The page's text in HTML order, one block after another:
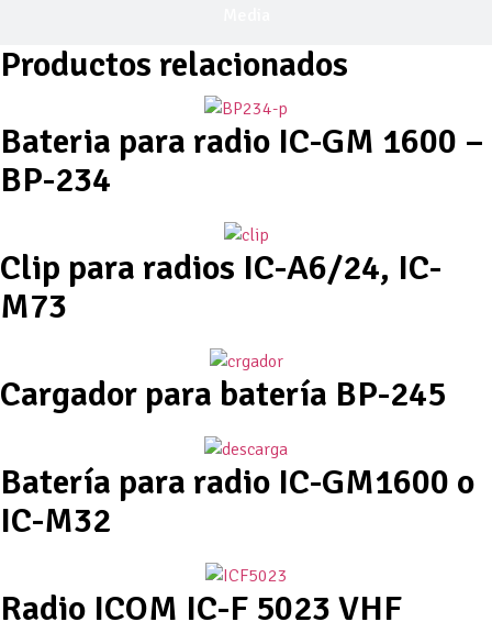
Productos relacionados
Bateria para radio IC-GM 1600 –
BP-234
Clip para radios IC-A6/24, IC-
M73
Cargador para batería BP-245
Batería para radio IC-GM1600 o
IC-M32
Radio ICOM IC-F 5023 VHF